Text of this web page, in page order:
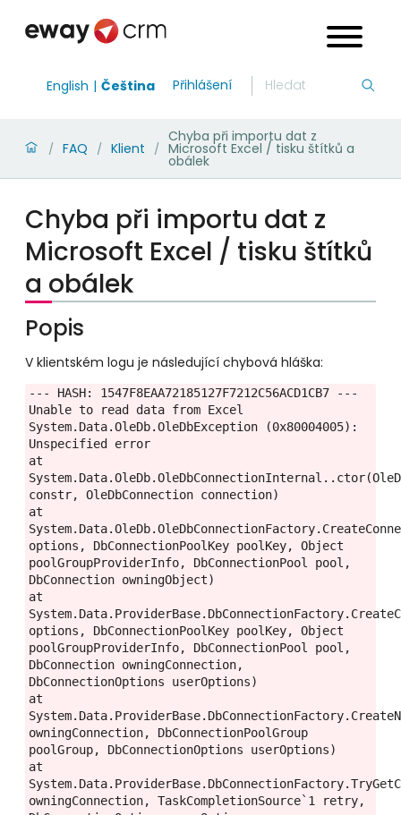
English Čeština Přihlášení
/ FAQ / Klient /
Chyba při importu dat z
Microsoft Excel / tisku štítků a
obálek
Chyba při importu dat z
Microsoft Excel / tisku štítků
a obálek
Popis
V klientském logu je následující chybová hláška:
--- HASH: 1547F8EAA72185127F7212C56ACD1CB7 ---
Unable to read data from Excel
System.Data.OleDb.OleDbException (0x80004005):
Unspecified error
at
constr, OleDbConnection connection)
at
options, DbConnectionPoolKey poolKey, Object
poolGroupProviderInfo, DbConnectionPool pool,
DbConnection owningObject)
at
options, DbConnectionPoolKey poolKey, Object
poolGroupProviderInfo, DbConnectionPool pool,
DbConnection owningConnection,
DbConnectionOptions userOptions)
at
owningConnection, DbConnectionPoolGroup
poolGroup, DbConnectionOptions userOptions)
at
owningConnection, TaskCompletionSource`1 retry,